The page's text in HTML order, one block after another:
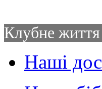
Клубне життя
Наші